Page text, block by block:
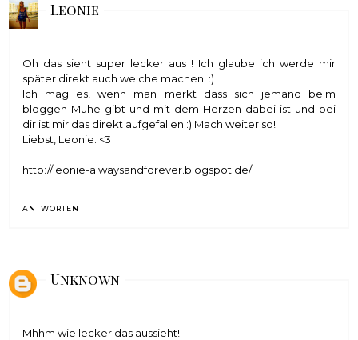
Leonie
Oh das sieht super lecker aus ! Ich glaube ich werde mir
später direkt auch welche machen! :)
Ich mag es, wenn man merkt dass sich jemand beim
bloggen Mühe gibt und mit dem Herzen dabei ist und bei
dir ist mir das direkt aufgefallen :) Mach weiter so!
Liebst, Leonie. <3
http://leonie-alwaysandforever.blogspot.de/
ANTWORTEN
Unknown
Mhhm wie lecker das aussieht!